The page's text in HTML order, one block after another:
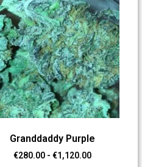
Granddaddy Purple
€280.00 - €1,120.00